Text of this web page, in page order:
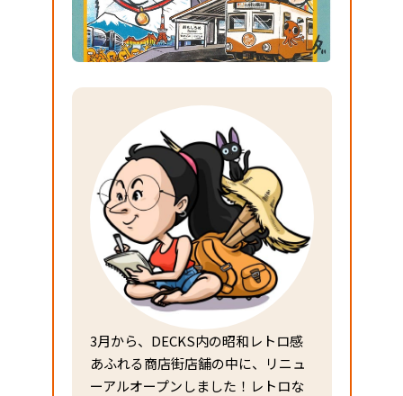
3月から、DECKS内の昭和レトロ感
あふれる商店街店舗の中に、リニュ
ーアルオープンしました！レトロな